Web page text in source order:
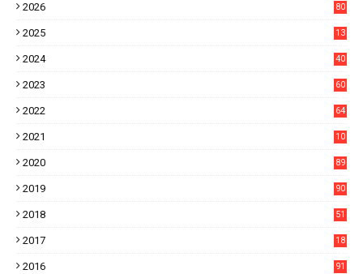
2026
80
2025
13
2024
40
2023
60
2022
64
2021
10
2020
89
2019
90
2018
51
2017
18
2016 91